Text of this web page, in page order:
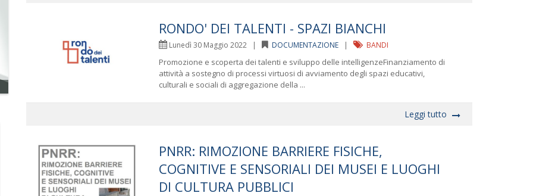
RONDO' DEI TALENTI - SPAZI BIANCHI
Lunedì 30 Maggio 2022 | DOCUMENTAZIONE | BANDI
Promozione e scoperta dei talenti e sviluppo delle intelligenzeFinanziamento di
attività a sostegno di processi virtuosi di avviamento degli spazi educativi,
culturali e sociali di aggregazione della ...
Leggi tutto
PNRR: RIMOZIONE BARRIERE FISICHE,
COGNITIVE E SENSORIALI DEI MUSEI E LUOGHI
DI CULTURA PUBBLICI